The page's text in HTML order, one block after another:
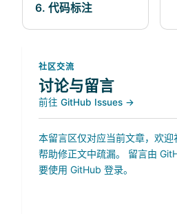
6. 代码标注
社区交流
讨论与留言
前往 GitHub Issues →
本留言区仅对应当前文章，欢
帮助修正文中疏漏。 留言由
要使用 GitHub 登录。